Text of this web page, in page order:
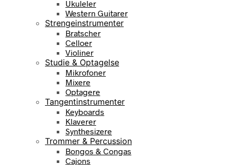
Ukuleler
Western Guitarer
Strengeinstrumenter
Bratscher
Celloer
Violiner
Studie & Optagelse
Mikrofoner
Mixere
Optagere
Tangentinstrumenter
Keyboards
Klaverer
Synthesizere
Trommer & Percussion
Bongos & Congas
Cajons